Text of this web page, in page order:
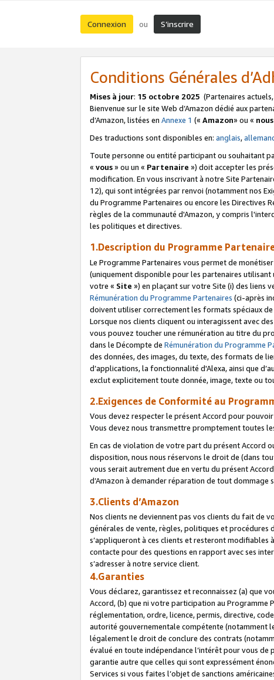
Connexion ou S’inscrire
Conditions Générales
Mises à jour: 15 octobre 2025 (Partenaires
Bienvenue sur le site Web d’Amazon dédié aux
d’Amazon, listées en Annexe 1 (« Amazon» ou « nous
Des traductions sont disponibles en: anglais,
Toute personne ou entité participant ou souhaitant
« vous» ou un « Partenaire ») doit accepter les
modification. En vous inscrivant à notre Site
12), qui sont intégrées par renvoi (notamment nos
du Programme Partenaires ou encore les Directives
règles de la communauté d'Amazon, y compris
les politiques et directives.
1.Description du Programme
Le Programme Partenaires vous permet de
(uniquement disponible pour les partenaires
votre « Site ») en plaçant sur votre Site (i) des liens
Rémunération du Programme Partenaires (ci-après
doivent utiliser correctement les formats spéciaux
Lorsque nos clients cliquent ou interagissent avec
vous pouvez toucher une rémunération au titre du
dans le Décompte de Rémunération du Programme
des données, des images, du texte, des formats de
d’applications, la fonctionnalité d'Alexa, ainsi que
exclut explicitement toute donnée, image, texte ou
2.Exigences de Conformité au
Vous devez respecter le présent Accord pour
Vous devez nous transmettre promptement toutes
En cas de violation de votre part du présent Accord
disposition, nous nous réservons le droit de (dans
vous serait autrement due en vertu du présent
d’Amazon à demander réparation de tout dommage
3.Clients d’Amazon
Nos clients ne deviennent pas vos clients du fait de
générales de vente, règles, politiques et procédures
s’appliqueront à ces clients et resteront modifiables
contacte pour des questions en rapport avec ses
s’adresser à notre service client.
4.Garanties
Vous déclarez, garantissez et reconnaissez (a) que
Accord, (b) que ni votre participation au
réglementation, ordre, licence, permis, directive,
autorité gouvernementale compétente (notamment
légalement le droit de conclure des contrats
évalué en toute indépendance l’intérêt pour vous
garantie autre que celles qui sont expressément
Services si vous faites l’objet de sanctions